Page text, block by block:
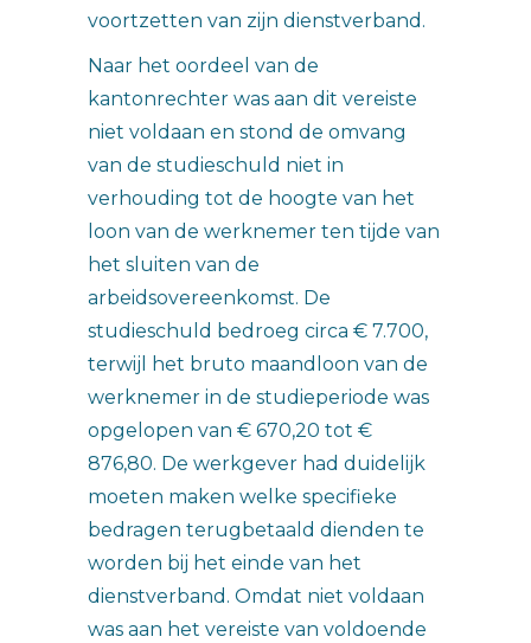
voortzetten van zijn dienstverband.
Naar het oordeel van de
kantonrechter was aan dit vereiste
niet voldaan en stond de omvang
van de studieschuld niet in
verhouding tot de hoogte van het
loon van de werknemer ten tijde van
het sluiten van de
arbeidsovereenkomst. De
studieschuld bedroeg circa € 7.700,
terwijl het bruto maandloon van de
werknemer in de studieperiode was
opgelopen van € 670,20 tot €
876,80. De werkgever had duidelijk
moeten maken welke specifieke
bedragen terugbetaald dienden te
worden bij het einde van het
dienstverband. Omdat niet voldaan
was aan het vereiste van voldoende